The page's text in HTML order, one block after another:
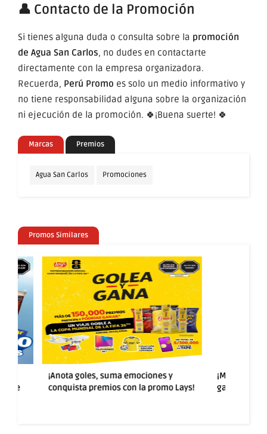
👤 Contacto de la Promoción
Si tienes alguna duda o consulta sobre la promoción
de Agua San Carlos, no dudes en contactarte
directamente con la empresa organizadora.
Recuerda, Perú Promo es solo un medio informativo y
no tiene responsabilidad alguna sobre la organización
ni ejecución de la promoción. 🍀¡Buena suerte! 🍀
Marcas Premios
Agua San Carlos Promociones
Promos Similares
de
¡Anota goles, suma emociones y
conquista premios con la promo Lays!
¡Más sabor
ganar con la